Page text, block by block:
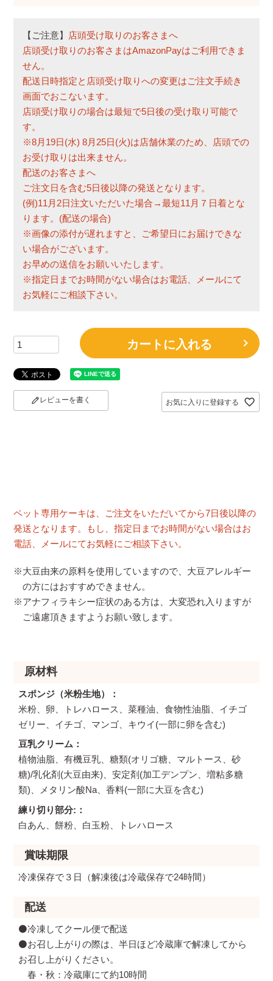
【ご注意】 店頭受け取りのお客さまへ
店頭受け取りのお客さまはAmazonPayはご利用できま
せん。
配送日時指定と店頭受け取りへの変更はご注文手続き
画面でおこないます。
店頭受け取りの場合は最短で5日後の受け取り可能で
す。
※8月19日(水) 8月25日(火)は店舗休業のため、店頭での
お受け取りは出来ません。
配送のお客さまへ
ご注文日を含む5日後以降の発送となります。
(例)11月2日注文いただいた場合→最短11月７日着とな
ります。(配送の場合)
※画像の添付が遅れますと、ご希望日にお届けできな
い場合がございます。
お早めの送信をお願いいたします。
※指定日までお時間がない場合はお電話、メールにて
お気軽にご相談下さい。
お気に入りに登録する
カートに入れる
レビューを書く
ペット専用ケーキは、ご注文をいただいてから7日後以降の
発送となります。もし、指定日までお時間がない場合はお
電話、メールにてお気軽にご相談下さい。
※大豆由来の原料を使用していますので、大豆アレルギー
の方にはおすすめできません。
※アナフィラキシー症状のある方は、大変恐れ入りますが
ご遠慮頂きますようお願い致します。
原材料
スポンジ（米粉生地）
米粉、卵、トレハロース、菜種油、食物性油脂、イチゴ
ゼリー、イチゴ、マンゴ、キウイ(一部に卵を含む)
豆乳クリーム
植物油脂、有機豆乳、糖類(オリゴ糖、マルトース、砂
糖)/乳化剤(大豆由来)、安定剤(加工デンプン、増粘多糖
類)、メタリン酸Na、香料(一部に大豆を含む)
練り切り部分:
白あん、餅粉、白玉粉、トレハロース
賞味期限
冷凍保存で３日（解凍後は冷蔵保存で24時間）
配送
⚫️冷凍してクール便で配送
⚫️お召し上がりの際は、半日ほど冷蔵庫で解凍してから
お召し上がりください。
春・秋：冷蔵庫にて約10時間